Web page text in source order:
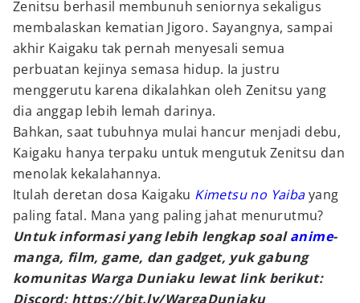
Zenitsu berhasil membunuh seniornya sekaligus
membalaskan kematian Jigoro. Sayangnya, sampai
akhir Kaigaku tak pernah menyesali semua
perbuatan kejinya semasa hidup. Ia justru
menggerutu karena dikalahkan oleh Zenitsu yang
dia anggap lebih lemah darinya.
Bahkan, saat tubuhnya mulai hancur menjadi debu,
Kaigaku hanya terpaku untuk mengutuk Zenitsu dan
menolak kekalahannya.
Itulah deretan dosa Kaigaku Kimetsu no Yaiba yang
paling fatal. Mana yang paling jahat menurutmu?
Untuk informasi yang lebih lengkap soalanime-
manga, film, game, dan gadget, yuk gabung
komunitas Warga Duniaku lewat link berikut:
Discord: https://bit.ly/WargaDuniaku